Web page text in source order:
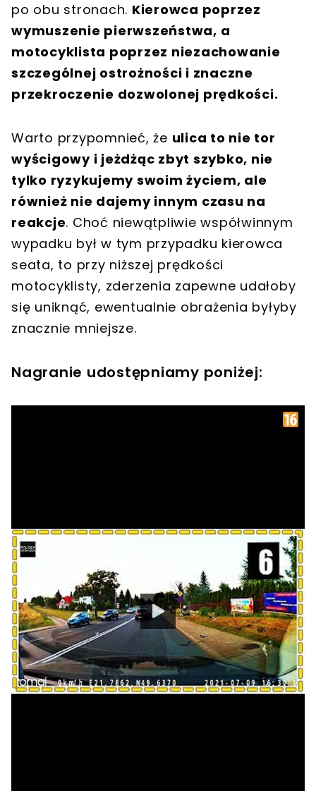
po obu stronach. Kierowca poprzez
wymuszenie pierwszeństwa, a
motocyklista poprzez niezachowanie
szczególnej ostrożności i znaczne
przekroczenie dozwolonej prędkości.
Warto przypomnieć, że ulica to nie tor
wyścigowy i jeżdżąc zbyt szybko, nie
tylko ryzykujemy swoim życiem, ale
również nie dajemy innym czasu na
reakcje. Choć niewątpliwie współwinnym
wypadku był w tym przypadku kierowca
seata, to przy niższej prędkości
motocyklisty, zderzenia zapewne udałoby
się uniknąć, ewentualnie obrażenia byłyby
znacznie mniejsze.
Nagranie udostępniamy poniżej: